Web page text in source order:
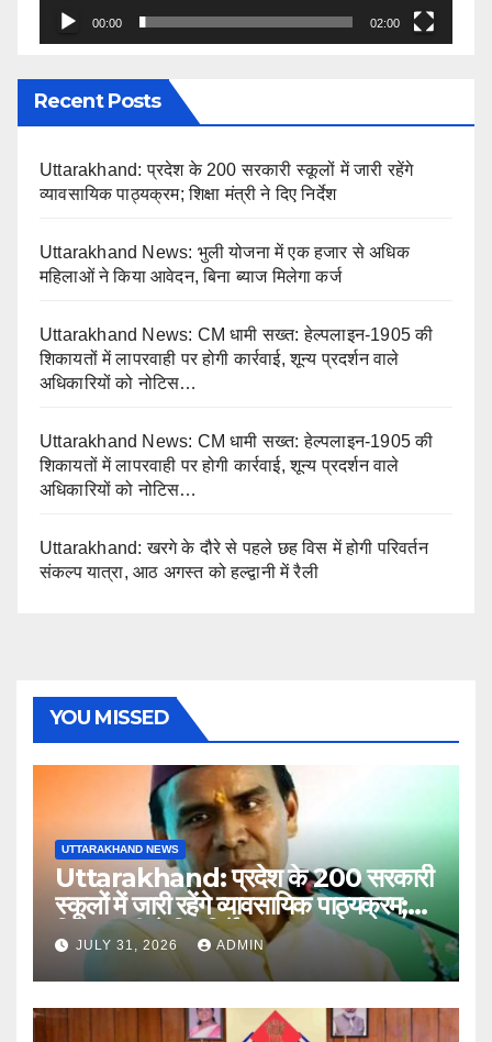
00:00 02:00
Recent Posts
Uttarakhand: प्रदेश के 200 सरकारी स्कूलों में जारी रहेंगे
व्यावसायिक पाठ्यक्रम; शिक्षा मंत्री ने दिए निर्देश
Uttarakhand News: भुली योजना में एक हजार से अधिक
महिलाओं ने किया आवेदन, बिना ब्याज मिलेगा कर्ज
Uttarakhand News: CM धामी सख्त: हेल्पलाइन-1905 की
शिकायतों में लापरवाही पर होगी कार्रवाई, शून्य प्रदर्शन वाले
अधिकारियों को नोटिस…
Uttarakhand News: CM धामी सख्त: हेल्पलाइन-1905 की
शिकायतों में लापरवाही पर होगी कार्रवाई, शून्य प्रदर्शन वाले
अधिकारियों को नोटिस…
Uttarakhand: खरगे के दौरे से पहले छह विस में होगी परिवर्तन
संकल्प यात्रा, आठ अगस्त को हल्द्वानी में रैली
YOU MISSED
UTTARAKHAND NEWS
Uttarakhand: प्रदेश के 200 सरकारी
स्कूलों में जारी रहेंगे व्यावसायिक पाठ्यक्रम;
शिक्षा मंत्री ने दिए निर्देश
JULY 31, 2026 ADMIN